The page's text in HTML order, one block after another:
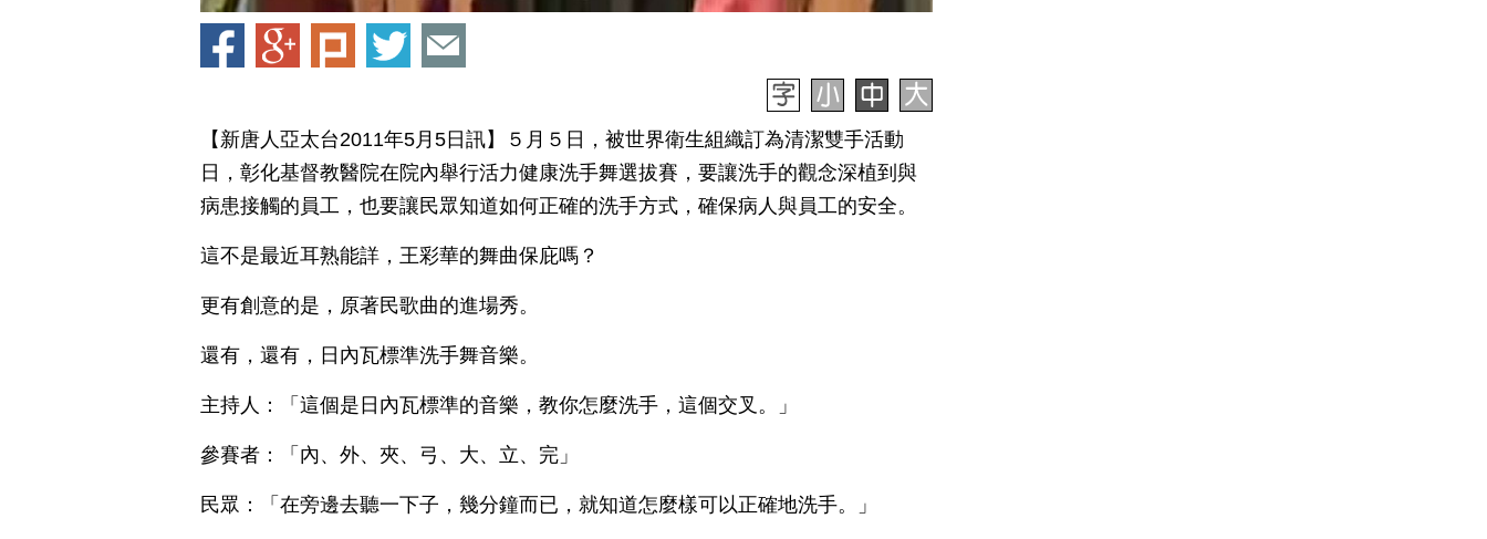
【新唐人亞太台2011年5月5日訊】５月５日，被世界衛生組織訂為清潔雙手活動
日，彰化基督教醫院在院內舉行活力健康洗手舞選拔賽，要讓洗手的觀念深植到與
病患接觸的員工，也要讓民眾知道如何正確的洗手方式，確保病人與員工的安全。
這不是最近耳熟能詳，王彩華的舞曲保庇嗎？
更有創意的是，原著民歌曲的進場秀。
還有，還有，日內瓦標準洗手舞音樂。
主持人：「這個是日內瓦標準的音樂，教你怎麼洗手，這個交叉。」
參賽者：「內、外、夾、弓、大、立、完」
民眾：「在旁邊去聽一下子，幾分鐘而已，就知道怎麼樣可以正確地洗手。」